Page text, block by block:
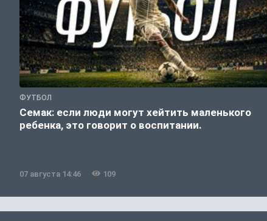
ФУТБОЛ
Семак: если люди могут хейтить маленького
ребенка, это говорит о воспитании.
07 августа 14:46 109